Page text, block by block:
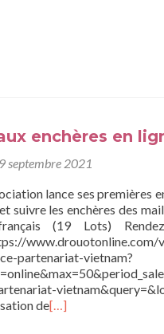
enchères en
septembre 2021
lance ses premières
suivre les enchères des
(19 Lots)
www.drouotonline.com/
partenariat-vietnam?
de[…]